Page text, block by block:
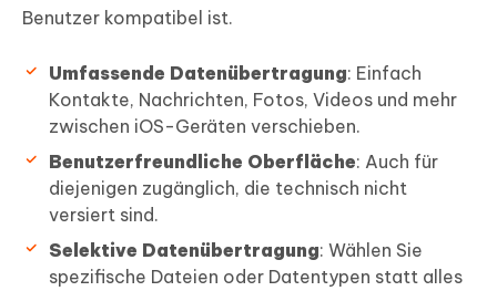
Benutzer kompatibel ist.
Umfassende Datenübertragung: Einfach
Kontakte, Nachrichten, Fotos, Videos und mehr
zwischen iOS-Geräten verschieben.
Benutzerfreundliche Oberfläche: Auch für
diejenigen zugänglich, die technisch nicht
versiert sind.
Selektive Datenübertragung: Wählen Sie
spezifische Dateien oder Datentypen statt alles